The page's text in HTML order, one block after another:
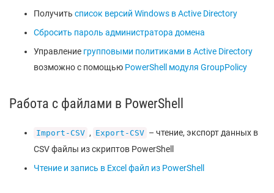
Получить список версий Windows в Active Directory
Сбросить пароль администратора домена
Управление групповыми политиками в Active Directory
возможно с помощью PowerShell модуля GroupPolicy
Работа с файлами в PowerShell
Import-CSV , Export-CSV – чтение, экспорт данных в
CSV файлы из скриптов PowerShell
Чтение и запись в Excel файл из PowerShell